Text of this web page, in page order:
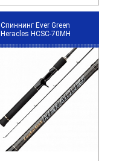
Спиннинг Ever Green
Heracles HCSC-70MH